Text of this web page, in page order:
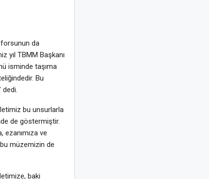
forsunun da
yıl TBMM Başkanı
isminde taşıma
Bu
dedi.
bu unsurlarla
de göstermiştir.
ve
bu müzemizin de
baki